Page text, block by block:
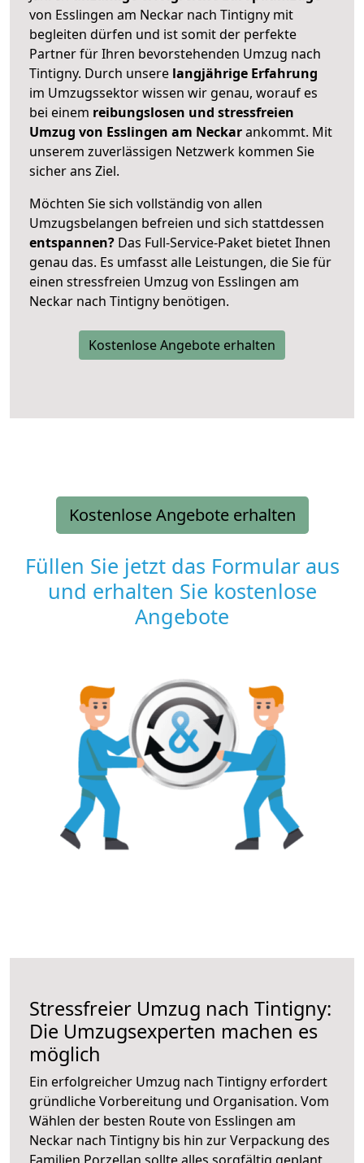
von Esslingen am Neckar nach Tintigny mit
begleiten dürfen und ist somit der perfekte
Partner für Ihren bevorstehenden Umzug nach
Tintigny. Durch unsere langjährige Erfahrung
im Umzugssektor wissen wir genau, worauf es
bei einem reibungslosen und stressfreien
Umzug von Esslingen am Neckarankommt. Mit
unserem zuverlässigen Netzwerk kommen Sie
sicher ans Ziel.
Möchten Sie sich vollständig von allen
Umzugsbelangen befreien und sich stattdessen
entspannen? Das Full-Service-Paket bietet Ihnen
genau das. Es umfasst alle Leistungen, die Sie für
einen stressfreien Umzug von Esslingen am
Neckar nach Tintigny benötigen.
Kostenlose Angebote erhalten
Kostenlose Angebote erhalten
Füllen Sie jetzt das Formular aus
und erhalten Sie kostenlose
Angebote
Stressfreier Umzug nach Tintigny:
Die Umzugsexperten machen es
möglich
Ein erfolgreicher Umzug nach Tintigny erfordert
gründliche Vorbereitung und Organisation. Vom
Wählen der besten Route von Esslingen am
Neckar nach Tintigny bis hin zur Verpackung des